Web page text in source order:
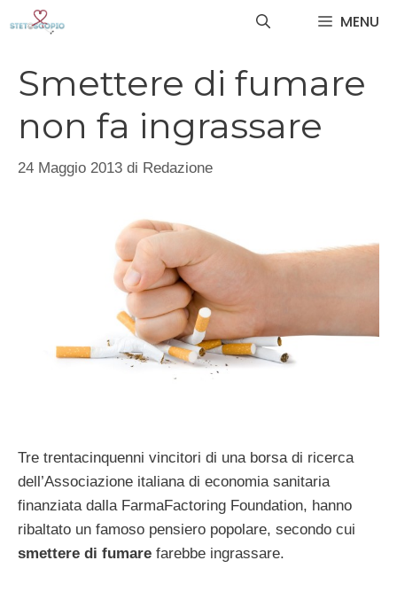
MENU
Smettere di fumare
non fa ingrassare
24 Maggio 2013 di Redazione
Tre trentacinquenni vincitori di una borsa di ricerca
dell’Associazione italiana di economia sanitaria
finanziata dalla FarmaFactoring Foundation, hanno
ribaltato un famoso pensiero popolare, secondo cui
smettere di fumare farebbe ingrassare.